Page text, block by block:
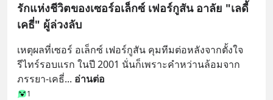
รักแห่งชีวิตของเซอร์อเล็กซ์ เฟอร์กูสัน อาลัย "เลดี้
เคธี่" ผู้ล่วงลับ
เหตุผลที่เซอร์ อเล็กซ์ เฟอร์กูสัน คุมทีมต่อหลังจากตั้งใจ
รีไทร์รอบแรก ในปี 2001 นั่นก็เพราะคำหว่านล้อมจาก
ภรรยา-เคธี่... อ่านต่อ
1